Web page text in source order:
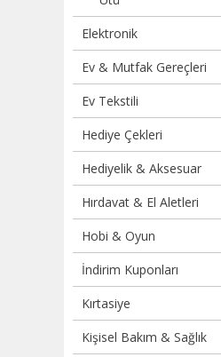
Elektronik
Ev & Mutfak Gereçleri
Ev Tekstili
Hediye Çekleri
Hediyelik & Aksesuar
Hırdavat & El Aletleri
Hobi & Oyun
İndirim Kuponları
Kırtasiye
Kişisel Bakım & Sağlık